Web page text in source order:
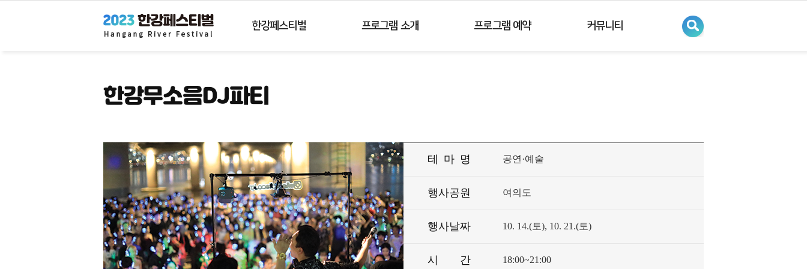
한
강
한강페스티벌 프로그램 소개 프로그램 예약 커뮤니티
한강무소음DJ파티
테 마 명 공연·예술
행사공원 여의도
행사날짜 10. 14.(토), 10. 21.(토)
시 간 18:00~21:00